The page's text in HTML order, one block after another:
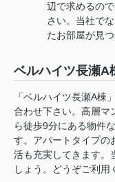
辺で求めるの
さい。当社で
たお部屋が見
ベルハイツ長瀬A
「ベルハイツ長瀬A棟
合わせ下さい。高層マ
ら徒歩9分にある物件
す。アパートタイプの
活も充実してきます。
しょう。どうぞご利用